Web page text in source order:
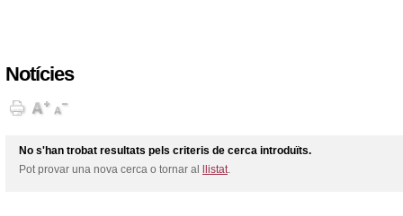
Notícies
No s'han trobat resultats pels criteris de cerca introduïts.
Pot provar una nova cerca o tornar al llistat